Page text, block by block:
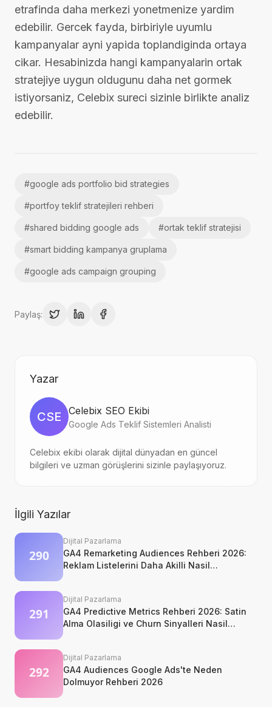
etrafinda daha merkezi yonetmenize yardim
edebilir. Gercek fayda, birbiriyle uyumlu
kampanyalar ayni yapida toplandiginda ortaya
cikar. Hesabinizda hangi kampanyalarin ortak
stratejiye uygun oldugunu daha net gormek
istiyorsaniz, Celebix sureci sizinle birlikte analiz
edebilir.
#google ads portfolio bid strategies
#portfoy teklif stratejileri rehberi
#shared bidding google ads #ortak teklif stratejisi
#smart bidding kampanya gruplama
#google ads campaign grouping
Paylaş:
Yazar
CSE Celebix SEO Ekibi
Google Ads Teklif Sistemleri Analisti
Celebix ekibi olarak dijital dünyadan en güncel
bilgileri ve uzman görüşlerini sizinle paylaşıyoruz.
İlgili Yazılar
Dijital Pazarlama
GA4 Remarketing Audiences Rehberi 2026:
Reklam Listelerini Daha Akilli Nasil
Dijital Pazarlama
GA4 Predictive Metrics Rehberi 2026: Satin
Alma Olasiligi ve Churn Sinyalleri Nasil
Dijital Pazarlama
GA4 Audiences Google Ads'te Neden
Dolmuyor Rehberi 2026